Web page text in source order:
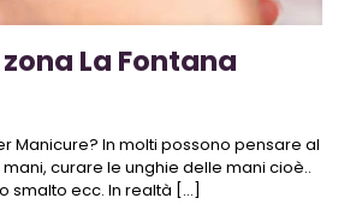
La Fontana
Manicure? In molti possono pensare al
curare le unghie delle mani cioè..
smalto ecc. In realtà […]